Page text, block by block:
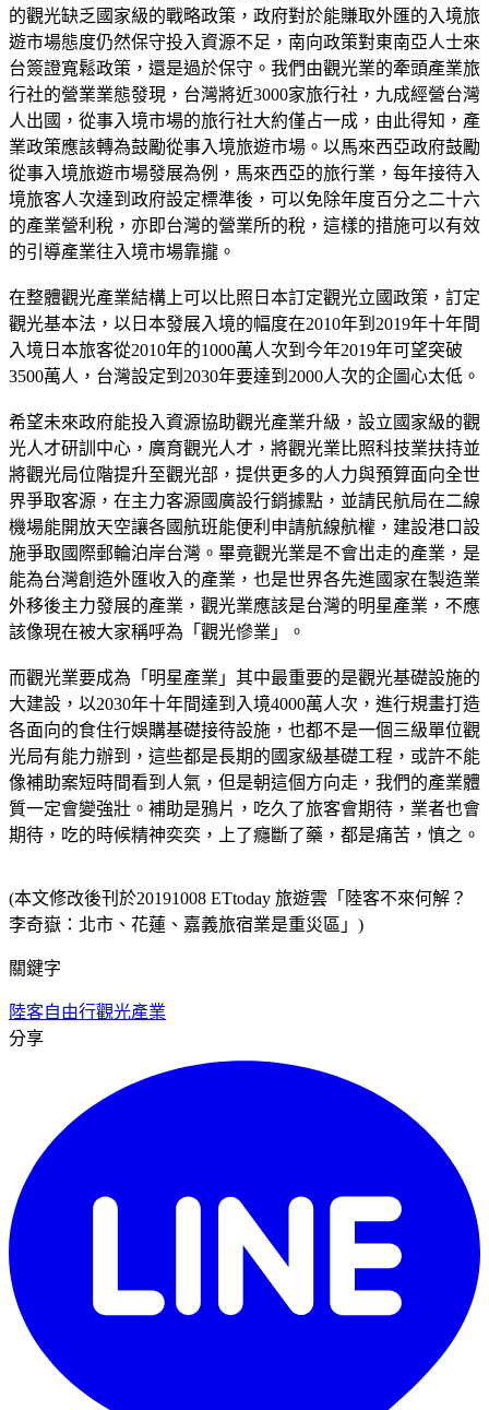
的觀光缺乏國家級的戰略政策，政府對於能賺取外匯的入境旅
遊市場態度仍然保守投入資源不足，南向政策對東南亞人士來
台簽證寬鬆政策，還是過於保守。我們由觀光業的牽頭產業旅
行社的營業業態發現，台灣將近3000家旅行社，九成經營台灣
人出國，從事入境市場的旅行社大約僅占一成，由此得知，產
業政策應該轉為鼓勵從事入境旅遊市場。以馬來西亞政府鼓勵
從事入境旅遊市場發展為例，馬來西亞的旅行業，每年接待入
境旅客人次達到政府設定標準後，可以免除年度百分之二十六
的產業營利稅，亦即台灣的營業所的稅，這樣的措施可以有效
的引導產業往入境市場靠攏。
在整體觀光產業結構上可以比照日本訂定觀光立國政策，訂定
觀光基本法，以日本發展入境的幅度在2010年到2019年十年間
入境日本旅客從2010年的1000萬人次到今年2019年可望突破
3500萬人，台灣設定到2030年要達到2000人次的企圖心太低。
希望未來政府能投入資源協助觀光產業升級，設立國家級的觀
光人才研訓中心，廣育觀光人才，將觀光業比照科技業扶持並
將觀光局位階提升至觀光部，提供更多的人力與預算面向全世
界爭取客源，在主力客源國廣設行銷據點，並請民航局在二線
機場能開放天空讓各國航班能便利申請航線航權，建設港口設
施爭取國際郵輪泊岸台灣。畢竟觀光業是不會出走的產業，是
能為台灣創造外匯收入的產業，也是世界各先進國家在製造業
外移後主力發展的產業，觀光業應該是台灣的明星產業，不應
該像現在被大家稱呼為「觀光慘業」。
而觀光業要成為「明星產業」其中最重要的是觀光基礎設施的
大建設，以2030年十年間達到入境4000萬人次，進行規畫打造
各面向的食住行娛購基礎接待設施，也都不是一個三級單位觀
光局有能力辦到，這些都是長期的國家級基礎工程，或許不能
像補助案短時間看到人氣，但是朝這個方向走，我們的產業體
質一定會變強壯。補助是鴉片，吃久了旅客會期待，業者也會
期待，吃的時候精神奕奕，上了癮斷了藥，都是痛苦，慎之。
(本文修改後刊於20191008 ETtoday 旅遊雲「陸客不來何解？
李奇嶽：北市、花蓮、嘉義旅宿業是重災區」)
關鍵字
陸客自由行觀光產業
分享